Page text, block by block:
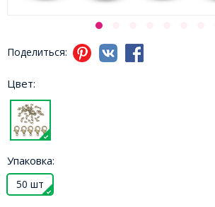
Поделиться:
Цвет:
Упаковка:
50 шт